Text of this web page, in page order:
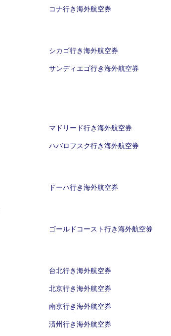
コナ行き海外航空券
シカゴ行き海外航空券
サンディエゴ行き海外航空券
マドリード行き海外航空券
ハバロフスク行き海外航空券
ドーハ行き海外航空券
ゴールドコースト行き海外航空券
台北行き海外航空券
北京行き海外航空券
南京行き海外航空券
済州行き海外航空券